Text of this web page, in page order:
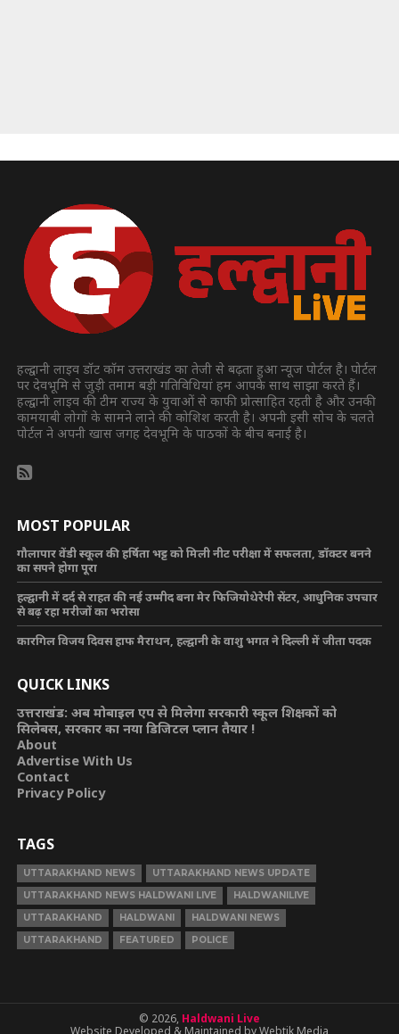
हल्द्वानी लाइव डॉट कॉम उत्तराखंड का तेजी से बढ़ता हुआ न्यूज पोर्टल है। पोर्टल
पर देवभूमि से जुड़ी तमाम बड़ी गतिविधियां हम आपके साथ साझा करते हैं।
हल्द्वानी लाइव की टीम राज्य के युवाओं से काफी प्रोत्साहित रहती है और उनकी
कामयाबी लोगों के सामने लाने की कोशिश करती है। अपनी इसी सोच के चलते
पोर्टल ने अपनी खास जगह देवभूमि के पाठकों के बीच बनाई है।
MOST POPULAR
गौलापार वेंडी स्कूल की हर्षिता भट्ट को मिली नीट परीक्षा में सफलता, डॉक्टर बनने
का सपने होगा पूरा
हल्द्वानी में दर्द से राहत की नई उम्मीद बना मेर फिजियोथेरेपी सेंटर, आधुनिक उपचार
से बढ़ रहा मरीजों का भरोसा
कारगिल विजय दिवस हाफ मैराथन, हल्द्वानी के वाशु भगत ने दिल्ली में जीता पदक
QUICK LINKS
उत्तराखंड: अब मोबाइल एप से मिलेगा सरकारी स्कूल शिक्षकों को
सिलेबस, सरकार का नया डिजिटल प्लान तैयार !
About
Advertise With Us
Contact
Privacy Policy
TAGS
UTTARAKHAND NEWS
UTTARAKHAND NEWS UPDATE
UTTARAKHAND NEWS HALDWANI LIVE
HALDWANILIVE
UTTARAKHAND
HALDWANI
HALDWANI NEWS
UTTARAKHAND
FEATURED POLICE
© 2026, Haldwani Live
Website Developed & Maintained by Webtik Media